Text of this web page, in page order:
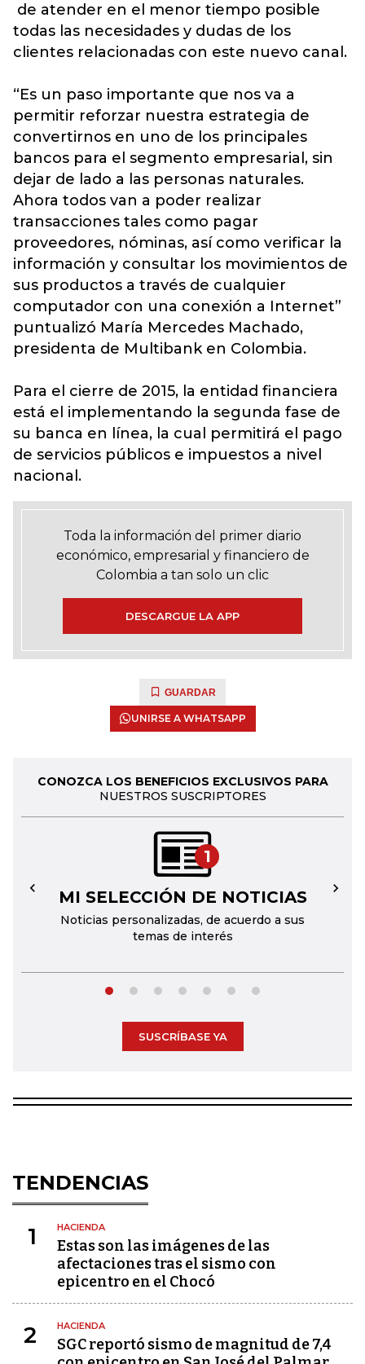
de atender en el menor tiempo posible
todas las necesidades y dudas de los
clientes relacionadas con este nuevo canal.
“Es un paso importante que nos va a
permitir reforzar nuestra estrategia de
convertirnos en uno de los principales
bancos para el segmento empresarial, sin
dejar de lado a las personas naturales.
Ahora todos van a poder realizar
transacciones tales como pagar
proveedores, nóminas, así como verificar la
información y consultar los movimientos de
sus productos a través de cualquier
computador con una conexión a Internet”
puntualizó María Mercedes Machado,
presidenta de Multibank en Colombia.
Para el cierre de 2015, la entidad financiera
está el implementando la segunda fase de
su banca en línea, la cual permitirá el pago
de servicios públicos e impuestos a nivel
nacional.
Toda la información del primer diario
económico, empresarial y financiero de
Colombia a tan solo un clic
DESCARGUE LA APP
GUARDAR
UNIRSE A WHATSAPP
CONOZCA LOS BENEFICIOS EXCLUSIVOS PARA
NUESTROS SUSCRIPTORES
1
MI SELECCIÓN DE NOTICIAS
Noticias personalizadas, de acuerdo a sus
temas de interés
← →
SUSCRÍBASE YA
TENDENCIAS
1 HACIENDA
Estas son las imágenes de las
afectaciones tras el sismo con
epicentro en el Chocó
2 HACIENDA
SGC reportó sismo de magnitud de 7,4